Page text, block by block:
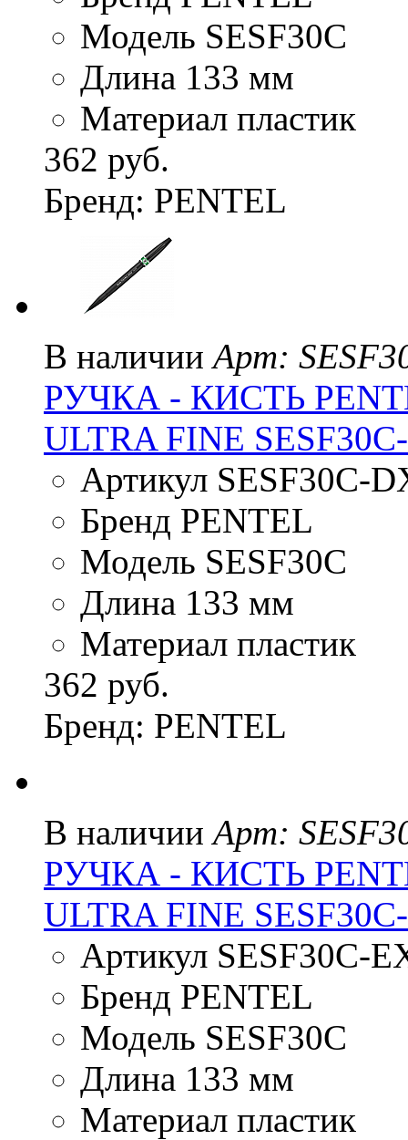
Модель SESF30C
Длина 133 мм
Материал пластик
362 руб.
Бренд: PENTEL
В наличии Арт:
РУЧКА - КИСТЬ
ULTRA FINE
Артикул SESF30C-
Бренд PENTEL
Модель SESF30C
Длина 133 мм
Материал пластик
362 руб.
Бренд: PENTEL
В наличии Арт:
РУЧКА - КИСТЬ
ULTRA FINE
Артикул SESF30C-
Бренд PENTEL
Модель SESF30C
Длина 133 мм
Материал пластик